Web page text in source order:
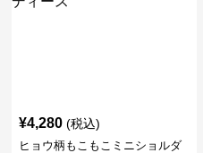
¥4,280 (税込)
ヒョウ柄もこもこミニショルダ